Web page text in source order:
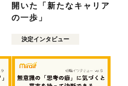
開いた「新たなキャリア
の一歩」
決定インタビュー